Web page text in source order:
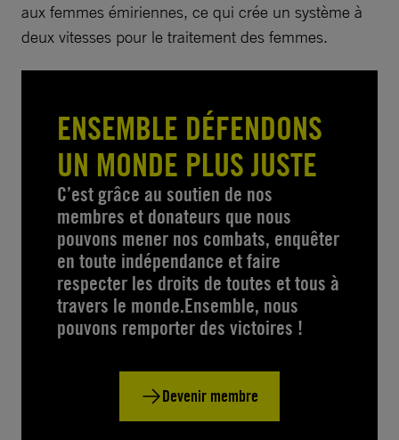
aux femmes émiriennes, ce qui crée un système à
deux vitesses pour le traitement des femmes.
ENSEMBLE DÉFENDONS
UN MONDE PLUS JUSTE
C’est grâce au soutien de nos
membres et donateurs que nous
pouvons mener nos combats, enquêter
en toute indépendance et faire
respecter les droits de toutes et tous à
travers le monde.Ensemble, nous
pouvons remporter des victoires !
Devenir membre